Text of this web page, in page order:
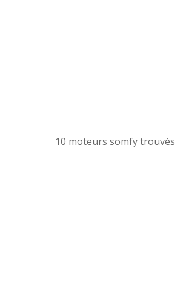
10 moteurs somfy trouvés